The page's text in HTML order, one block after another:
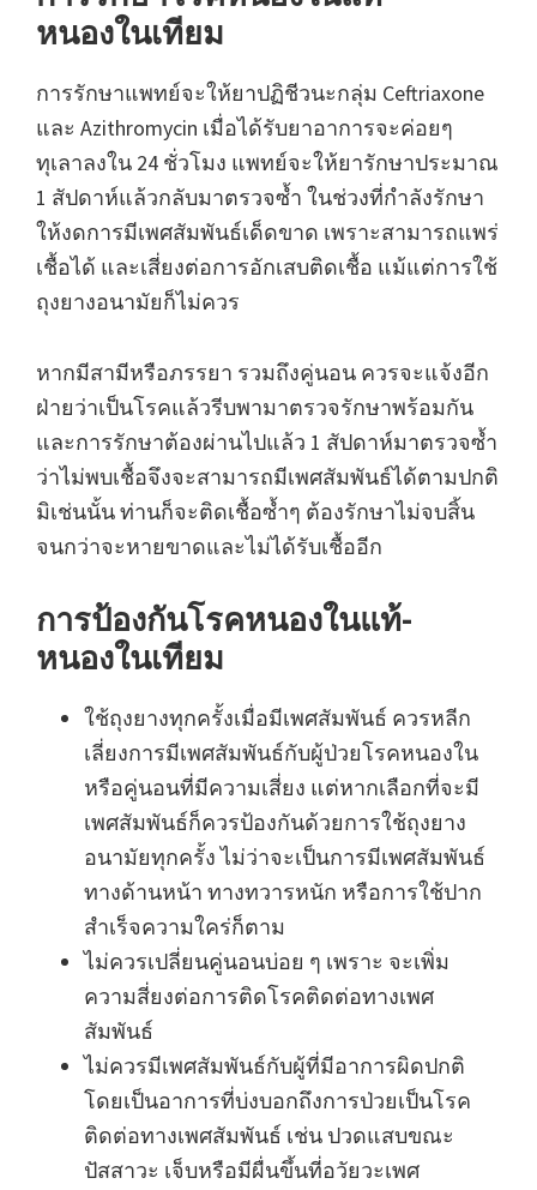
หนองในเทียม
การรักษาแพทย์จะให้ยาปฏิชีวนะกลุ่ม Ceftriaxone
และ Azithromycin เมื่อได้รับยาอาการจะค่อยๆ
ทุเลาลงใน 24 ชั่วโมง แพทย์จะให้ยารักษาประมาณ
1 สัปดาห์แล้วกลับมาตรวจซ้ำ ในช่วงที่กำลังรักษา
ให้งดการมีเพศสัมพันธ์เด็ดขาด เพราะสามารถแพร่
เชื้อได้ และเสี่ยงต่อการอักเสบติดเชื้อ แม้แต่การใช้
ถุงยางอนามัยก็ไม่ควร
หากมีสามีหรือภรรยา รวมถึงคู่นอน ควรจะแจ้งอีก
ฝ่ายว่าเป็นโรคแล้วรีบพามาตรวจรักษาพร้อมกัน
และการรักษาต้องผ่านไปแล้ว 1 สัปดาห์มาตรวจซ้ำ
ว่าไม่พบเชื้อจึงจะสามารถมีเพศสัมพันธ์ได้ตามปกติ
มิเช่นนั้น ท่านก็จะติดเชื้อซ้ำๆ ต้องรักษาไม่จบสิ้น
จนกว่าจะหายขาดและไม่ได้รับเชื้ออีก
การป้องกันโรคหนองในแท้-
หนองในเทียม
ใช้ถุงยางทุกครั้งเมื่อมีเพศสัมพันธ์ ควรหลีก
เลี่ยงการมีเพศสัมพันธ์กับผู้ป่วยโรคหนองใน
หรือคู่นอนที่มีความเสี่ยง แต่หากเลือกที่จะมี
เพศสัมพันธ์ก็ควรป้องกันด้วยการใช้ถุงยาง
อนามัยทุกครั้ง ไม่ว่าจะเป็นการมีเพศสัมพันธ์
ทางด้านหน้า ทางทวารหนัก หรือการใช้ปาก
สำเร็จความใคร่ก็ตาม
ไม่ควรเปลี่ยนคู่นอนบ่อย ๆ เพราะ จะเพิ่ม
ความสี่ยงต่อการติดโรคติดต่อทางเพศ
สัมพันธ์
ไม่ควรมีเพศสัมพันธ์กับผู้ที่มีอาการผิดปกติ
โดยเป็นอาการที่บ่งบอกถึงการป่วยเป็นโรค
ติดต่อทางเพศสัมพันธ์ เช่น ปวดแสบขณะ
ปัสสาวะ เจ็บหรือมีผื่นขึ้นที่อวัยวะเพศ